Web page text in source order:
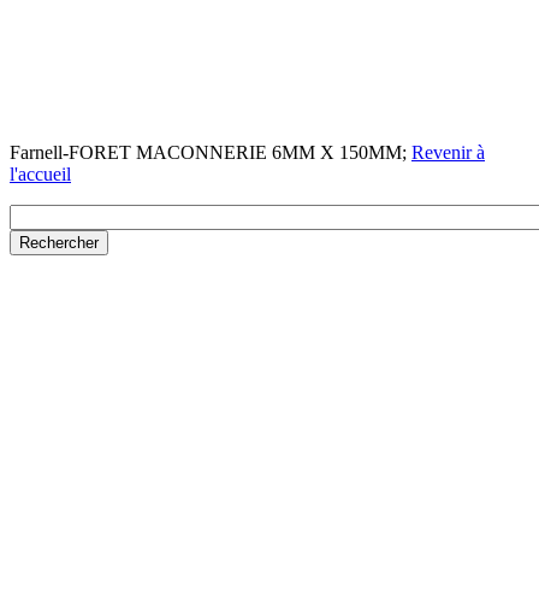
Farnell-FORET MACONNERIE 6MM X 150MM; Revenir à
l'accueil